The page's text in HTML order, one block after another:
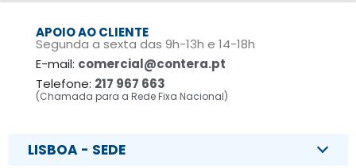
APOIO AO CLIENTE
Segunda a sexta das 9h-13h e 14-18h
E-mail: comercial@contera.pt
Telefone: 217 967 663
(Chamada para a Rede Fixa Nacional)
LISBOA - SEDE